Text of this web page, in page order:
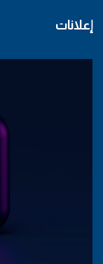
إعلانات